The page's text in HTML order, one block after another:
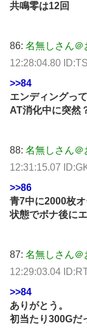
共鳴零は12回
86: 名無しさん＠
12:28:04.80
>>84
エンディングっ
AT消化中に突然
88: 名無しさん＠
12:31:15.07
>>86
青7中に2000枚
状態でボナ後に
87: 名無しさん＠
12:29:03.04
>>84
ありがとう。
初当たり300Gだ